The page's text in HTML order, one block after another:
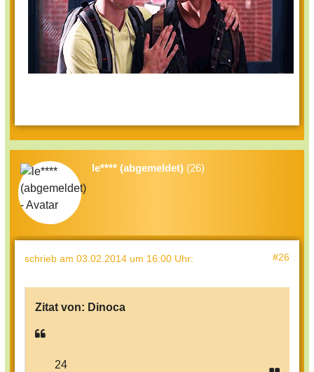
le**** (abgemeldet) (26)
schrieb am 03.02.2014 um 16:00 Uhr: #26
Zitat von: Dinoca
24